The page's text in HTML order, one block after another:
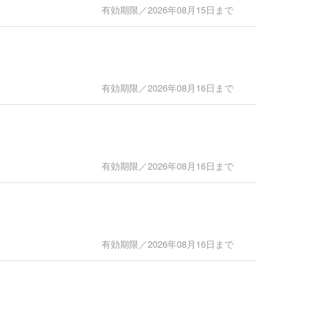
有効期限／2026年08月15日まで
有効期限／2026年08月16日まで
有効期限／2026年08月16日まで
有効期限／2026年08月16日まで